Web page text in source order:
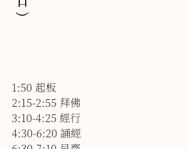
1:50 起板
2:15-2:55 拜佛
3:10-4:25 經行
4:30-6:20 誦經